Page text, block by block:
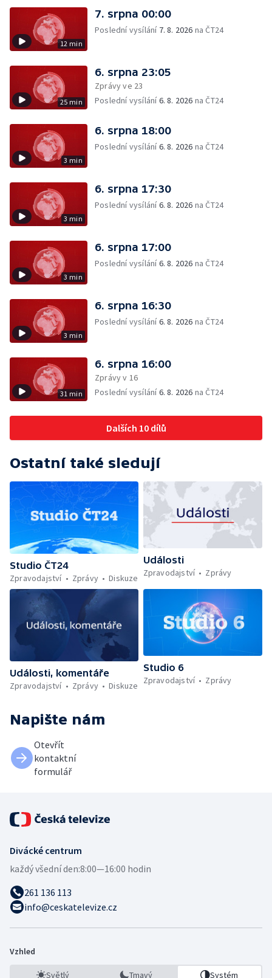
12 min
7. srpna 00:00
Poslední vysílání 7. 8. 2026 na ČT24
25 min
6. srpna 23:05
Zprávy ve 23
Poslední vysílání6. 8. 2026 na ČT24
3 min
6. srpna 18:00
Poslední vysílání6. 8. 2026 na ČT24
3 min
6. srpna 17:30
Poslední vysílání6. 8. 2026 na ČT24
3 min
6. srpna 17:00
Poslední vysílání6. 8. 2026 na ČT24
3 min
6. srpna 16:30
Poslední vysílání6. 8. 2026 na ČT24
31 min
6. srpna 16:00
Zprávy v 16
Poslední vysílání6. 8. 2026 na ČT24
Dalších 10 dílů
Ostatní také sledují
Studio ČT24
Zpravodajství
Zprávy Diskuze
Události
Zpravodajství
Zprávy
Události, komentáře
Zpravodajství
Zprávy Diskuze
Studio 6
Zpravodajství
Zprávy
Napište nám
Otevřít
kontaktní
formulář
Divácké centrum
každý všední den:8:00—16:00 hodin
261 136 113
info@ceskatelevize.cz
Vzhled
Světlý Tmavý Systém